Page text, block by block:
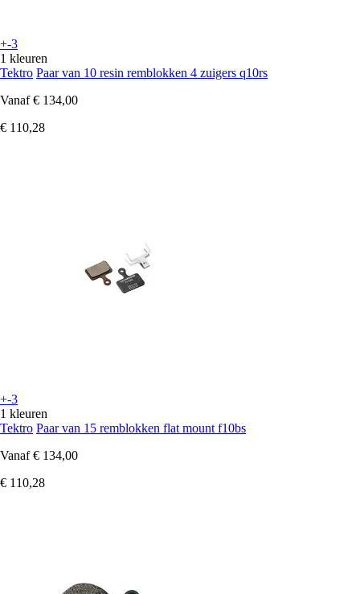
+-3
1 kleuren
Tektro Paar van 10 resin remblokken 4 zuigers q10rs
Vanaf € 134,00
€ 110,28
+-3
1 kleuren
Tektro Paar van 15 remblokken flat mount f10bs
Vanaf € 134,00
€ 110,28